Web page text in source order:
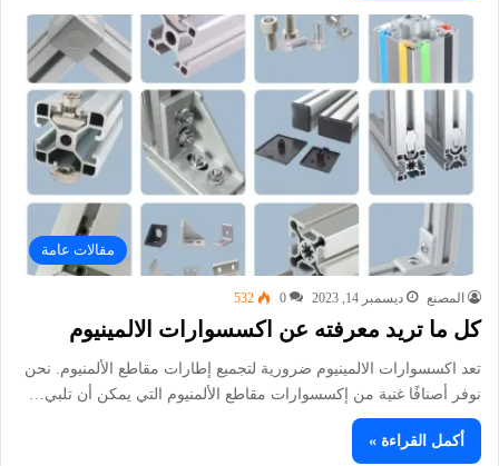
مقالات عامة
المصنع ديسمبر 14, 2023 0
532
كل ما تريد معرفته عن اكسسوارات الالمينيوم
تعد اكسسوارات الالمينيوم ضرورية لتجميع إطارات مقاطع الألمنيوم. نحن
نوفر أصنافًا غنية من إكسسوارات مقاطع الألمنيوم التي يمكن أن تلبي…
أكمل القراءة »